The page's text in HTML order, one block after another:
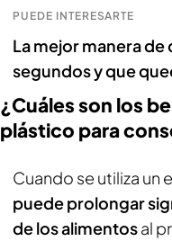
PUEDE INTERESARTE
La mejor manera
segundos y que
¿Cuáles son los
plástico para
Cuando se utiliza un
puede prolongar
de los alimentosal